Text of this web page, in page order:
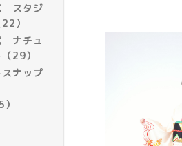
スタジ
）
ナチュ
29）
ナップ